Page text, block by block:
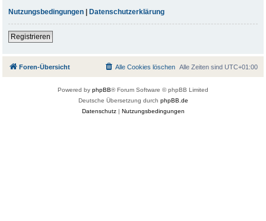
Nutzungsbedingungen |Datenschutzerklärung
Registrieren
Foren-Übersicht Alle Zeiten sind UTC+01:00
Alle Cookies löschen
Powered by phpBB® Forum Software © phpBB Limited
Deutsche Übersetzung durch phpBB.de
Datenschutz| Nutzungsbedingungen